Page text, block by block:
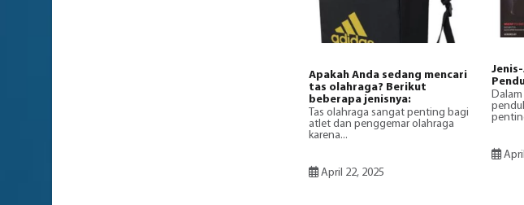
Apakah Anda sedang mencari
tas olahraga? Berikut
beberapa jenisnya:
Tas olahraga sangat penting bagi
atlet dan penggemar olahraga
karena...
April 22, 2025